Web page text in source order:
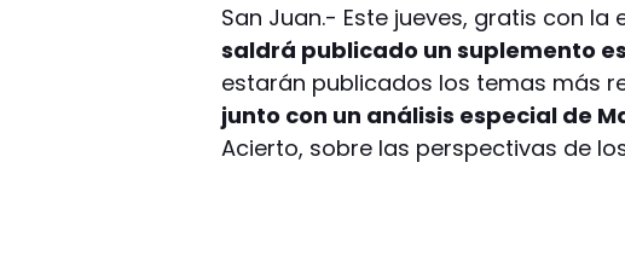
San Juan.- Este jueves, gratis con la
saldrá publicado un suplemento
estarán publicados los temas más
junto con un análisis especial de
Acierto, sobre las perspectivas de